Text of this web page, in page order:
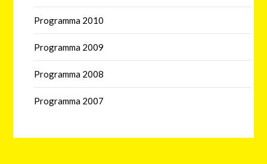
Programma 2010
Programma 2009
Programma 2008
Programma 2007